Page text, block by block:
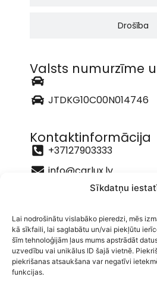
Sīkdatņu
Lai nodrošinātu vislabāko pieredzi, mēs
kā sīkfaili, lai saglabātu un/vai piekļūtu
šīm tehnoloģijām ļaus mums apstrādāt
uzvedību vai unikālus ID šajā vietnē.
piekrišanas atsaukšana var negatīvi
funkcijas.
Drošība
Valsts numurzīme
JTDKG10C00N014746
Kontaktinformācija
+37127903333
info@carlux.lv
Liepāja un raj.
Auto līzings
Pieteikties līzingam
Auto tirdzniecība
+371 27 90